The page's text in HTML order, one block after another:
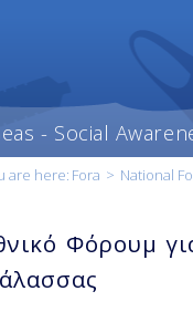
- Social
are here: Fora > National
Φόρουμ